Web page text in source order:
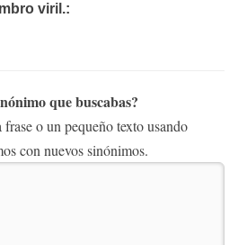
viril.:
que buscabas?
o un pequeño texto usando
con nuevos sinónimos.